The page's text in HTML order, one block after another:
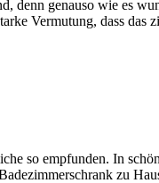
genauso wie es
Vermutung, dass
so empfunden. In
zu